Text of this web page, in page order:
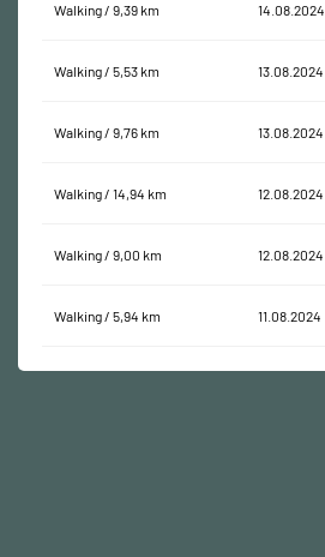
Walking / 9,39 km 14.08.2024
Walking / 5,53 km 13.08.2024
Walking / 9,76 km 13.08.2024
Walking / 14,94 km 12.08.2024
Walking / 9,00 km 12.08.2024
Walking / 5,94 km 11.08.2024